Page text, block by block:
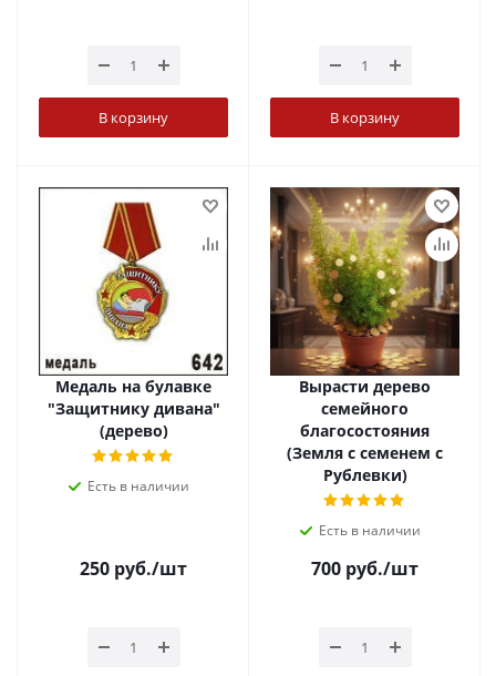
В корзину В корзину
Медаль на булавке
"Защитнику дивана"
(дерево)
Есть в наличии
250 руб./шт
Вырасти дерево
семейного
благосостояния
(Земля с семенем с
Рублевки)
Есть в наличии
700 руб./шт